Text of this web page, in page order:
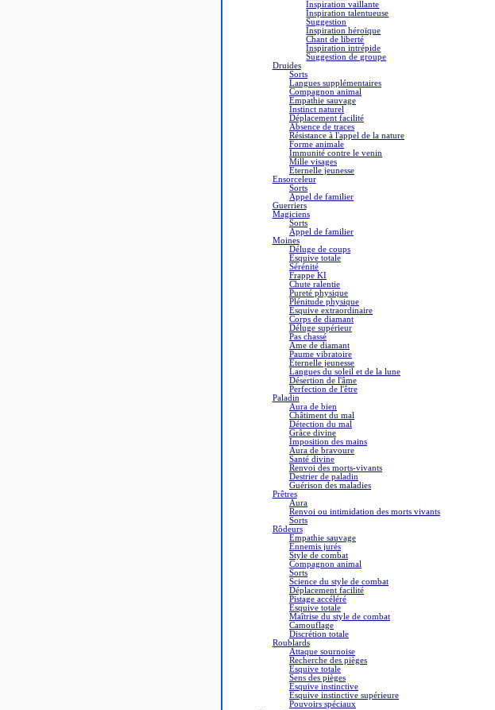
Inspiration vaillante
Inspiration talentueuse
Suggestion
Inspiration héroïque
Chant de liberté
Inspiration intrépide
Suggestion de groupe
Druides
Sorts
Langues supplémentaires
Compagnon animal
Empathie sauvage
Instinct naturel
Déplacement facilité
Absence de traces
Résistance à l'appel de la nature
Forme animale
Immunité contre le venin
Mille visages
Eternelle jeunesse
Ensorceleur
Sorts
Appel de familier
Guerriers
Magiciens
Sorts
Appel de familier
Moines
Déluge de coups
Esquive totale
Sérénité
Frappe KI
Chute ralentie
Pureté physique
Plénitude physique
Esquive extraordinaire
Corps de diamant
Déluge supérieur
Pas chassé
Ame de diamant
Paume vibratoire
Eternelle jeunesse
Langues du soleil et de la lune
Désertion de l'âme
Perfection de l'être
Paladin
Aura de bien
Châtiment du mal
Détection du mal
Grâce divine
Imposition des mains
Aura de bravoure
Santé divine
Renvoi des morts-vivants
Destrier de paladin
Guérison des maladies
Prêtres
Aura
Renvoi ou intimidation des morts vivants
Sorts
Rôdeurs
Empathie sauvage
Ennemis jurés
Style de combat
Compagnon animal
Sorts
Science du style de combat
Déplacement facilité
Pistage accéléré
Esquive totale
Maîtrise du style de combat
Camouflage
Discrétion totale
Roublards
Attaque sournoise
Recherche des pièges
Esquive totale
Sens des pièges
Esquive instinctive
Esquive instinctive supérieure
Pouvoirs spéciaux